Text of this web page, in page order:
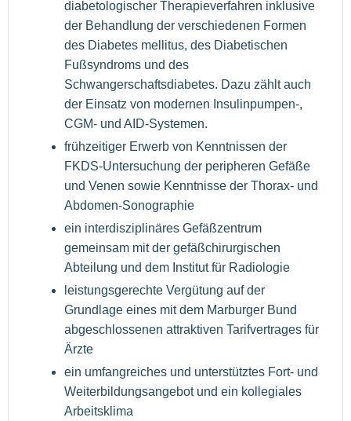
diabetologischer Therapieverfahren inklusive
der Behandlung der verschiedenen Formen
des Diabetes mellitus, des Diabetischen
Fußsyndroms und des
Schwangerschaftsdiabetes. Dazu zählt auch
der Einsatz von modernen Insulinpumpen-,
CGM- und AID-Systemen.
frühzeitiger Erwerb von Kenntnissen der
FKDS-Untersuchung der peripheren Gefäße
und Venen sowie Kenntnisse der Thorax- und
Abdomen-Sonographie
ein interdisziplinäres Gefäßzentrum
gemeinsam mit der gefäßchirurgischen
Abteilung und dem Institut für Radiologie
leistungsgerechte Vergütung auf der
Grundlage eines mit dem Marburger Bund
abgeschlossenen attraktiven Tarifvertrages für
Ärzte
ein umfangreiches und unterstütztes Fort- und
Weiterbildungsangebot und ein kollegiales
Arbeitsklima